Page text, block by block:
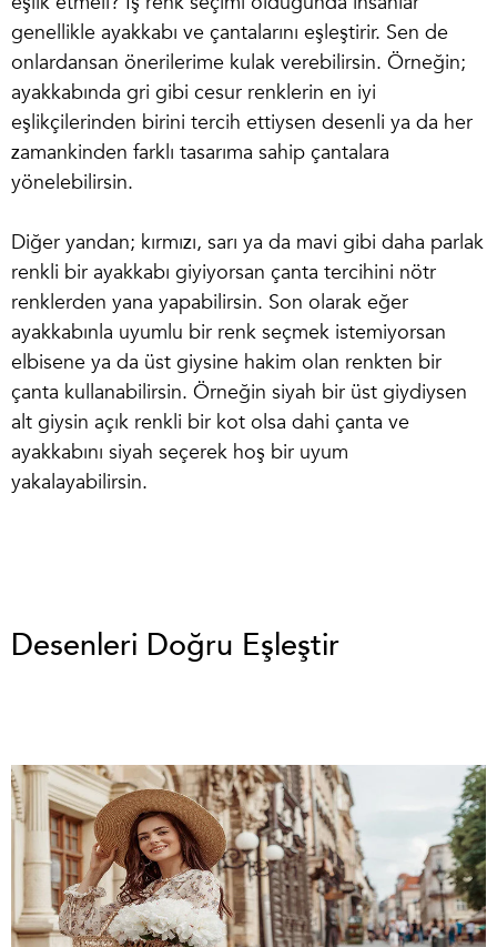
genellikle ayakkabı ve çantalarını eşleştirir. Sen de
onlardansan önerilerime kulak verebilirsin. Örneğin;
ayakkabında gri gibi cesur renklerin en iyi
eşlikçilerinden birini tercih ettiysen desenli ya da her
zamankinden farklı tasarıma sahip çantalara
yönelebilirsin.
Diğer yandan; kırmızı, sarı ya da mavi gibi daha parlak
renkli bir ayakkabı giyiyorsan çanta tercihini nötr
renklerden yana yapabilirsin. Son olarak eğer
ayakkabınla uyumlu bir renk seçmek istemiyorsan
elbisene ya da üst giysine hakim olan renkten bir
çanta kullanabilirsin. Örneğin siyah bir üst giydiysen
alt giysin açık renkli bir kot olsa dahi çanta ve
ayakkabını siyah seçerek hoş bir uyum
yakalayabilirsin.
Desenleri Doğru Eşleştir